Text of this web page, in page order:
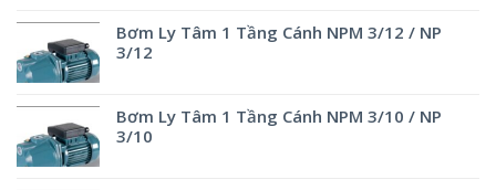
Bơm Ly Tâm 1 Tầng Cánh NPM 3/12 / NP
3/12
Bơm Ly Tâm 1 Tầng Cánh NPM 3/10 / NP
3/10